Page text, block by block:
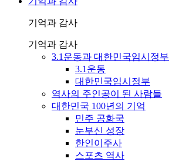
기억과 감사
기억과 감사
3.1운동과 대한민국임시정부
3.1운동
대한민국임시정부
역사의 주인공이 된 사람들
대한민국 100년의 기억
민주 공화국
눈부신 성장
한인이주사
스포츠 역사